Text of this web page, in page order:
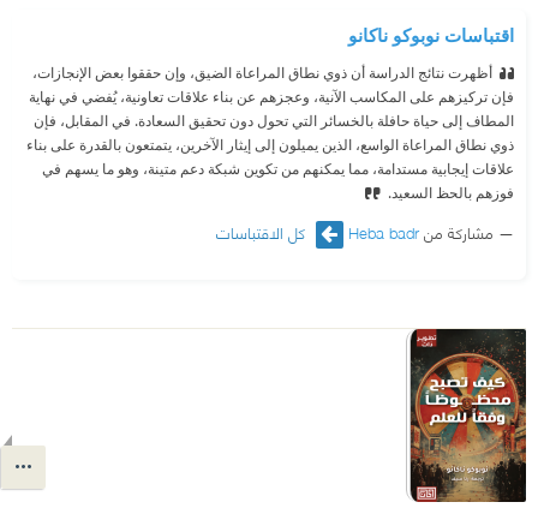
اقتباسات نوبوكو ناكانو
أظهرت نتائج الدراسة أن ذوي نطاق المراعاة الضيق، وإن حققوا بعض الإنجازات،
فإن تركيزهم على المكاسب الآنية، وعجزهم عن بناء علاقات تعاونية، يُفضي في نهاية
المطاف إلى حياة حافلة بالخسائر التي تحول دون تحقيق السعادة. في المقابل، فإن
ذوي نطاق المراعاة الواسع، الذين يميلون إلى إيثار الآخرين، يتمتعون بالقدرة على بناء
علاقات إيجابية مستدامة، مما يمكنهم من تكوين شبكة دعم متينة، وهو ما يسهم في
فوزهم بالحظ السعيد.
مشاركة منHeba badr كل الاقتباسات